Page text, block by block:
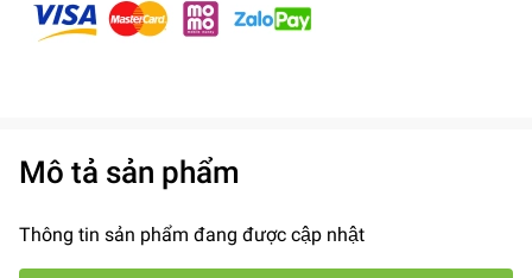
Mô tả sản phẩm
Thông tin sản phẩm đang được cập nhật